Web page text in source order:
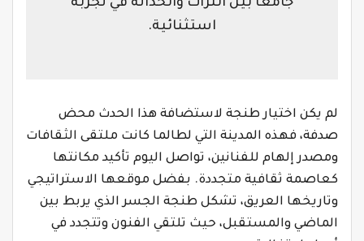
جامعًا بين التراث والحداثة في تجربة
استثنائية.
لم يكن اختيار طنجة لاستضافة هذا الحدث محض
صدفة، فهذه المدينة التي لطالما كانت ملتقى الثقافات
ومصدر إلهام للفنانين، تواصل اليوم تأكيد مكانتها
كعاصمة ثقافية متجددة. بفضل موقعها الاستراتيجي
وتاريخها العريق، تشكل طنجة الجسر الذي يربط بين
الماضي والمستقبل، حيث تلتقي الفنون وتتجدد في